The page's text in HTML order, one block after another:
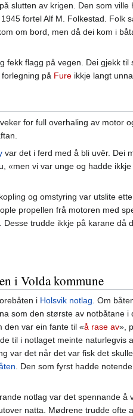
slutten av krigen. Den som
fortel Alf M. Folkestad.
om bord, men då dei kom i
fekk flagg på vegen. Dei gjekk
på Fure ikkje langt
for full overhaling av motor
var det i ferd med å bli uvêr. Dei
«men vi var unge og hadde
og omstyring var utslite
propellen frå motoren med
trudde ikkje på karane
i Volda kommune
i Holsvik notlag. Om
som den største av notbåtane i
den var ein fante til «å rase av»,
til i notlaget meinte naturlegvis
var det når det var fisk det skulle
. Den som fyrst hadde
notlag var det spennande å
natta. Mødrene trudde ofte